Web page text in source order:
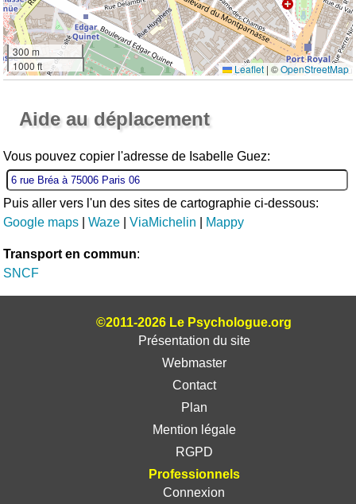
300 m
1000 ft
Leaflet | ©OpenStreetMap
Aide au déplacement
Vous pouvez copier l'adresse de Isabelle Guez:
Puis aller vers l'un des sites de cartographie ci-dessous:
Google maps |Waze |ViaMichelin Mappy
Transport en commun:
SNCF
©2011-2026 Le Psychologue.org
Présentation du site
Webmaster
Contact
Plan
Mention légale
RGPD
Professionnels
Connexion